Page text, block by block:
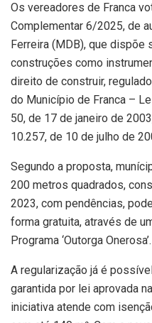
Os vereadores de Franca
Complementar 6/2025, de
Ferreira (MDB), que dispõe
construções como
direito de construir,
do Município de Franca –
50, de 17 de janeiro de
10.257, de 10 de julho de
Segundo a proposta,
200 metros quadrados,
2023, com pendências,
forma gratuita, através de
Programa ‘Outorga Onerosa’.
A regularização já é
garantida por lei aprovada
iniciativa atende com